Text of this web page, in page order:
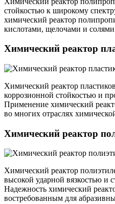
стойкостью к широкому
химический реактор
кислотами, щелочами и
Химический реактор
Химический реактор
коррозионной стойкостью и
Применение химический
во многих отраслях
Химический реактор
Химический реактор
высокой ударной вязкостью и
Надежность химический
востребованным для